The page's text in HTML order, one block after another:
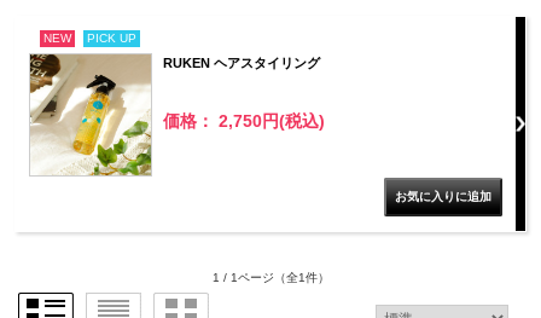
NEW PICK UP
RUKEN ヘアスタイリング
価格： 2,750円(税込)
1 / 1ページ （全1件）